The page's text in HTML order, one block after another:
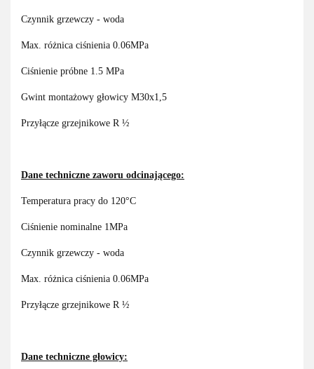
Czynnik grzewczy - woda
Max. różnica ciśnienia 0.06MPa
Ciśnienie próbne 1.5 MPa
Gwint montażowy głowicy M30x1,5
Przyłącze grzejnikowe R ½
Dane techniczne zaworu odcinającego:
Temperatura pracy do 120°C
Ciśnienie nominalne 1MPa
Czynnik grzewczy - woda
Max. różnica ciśnienia 0.06MPa
Przyłącze grzejnikowe R ½
Dane techniczne głowicy: